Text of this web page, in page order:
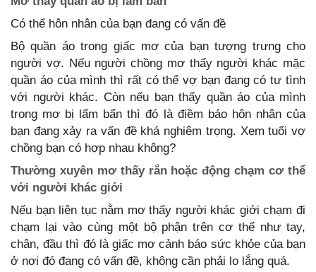
Có thể hôn nhân của bạn đang có vấn đề
Bộ quần áo trong giấc mơ của bạn tượng trưng cho
người vợ. Nếu người chồng mơ thấy người khác mặc
quần áo của mình thì rất có thể vợ bạn đang có tư tình
với người khác. Còn nếu bạn thấy quần áo của mình
trong mơ bị lấm bẩn thì đó là điềm báo hôn nhân của
bạn đang xảy ra vấn đề khá nghiêm trọng. Xem tuổi vợ
chồng bạn có hợp nhau không?
Thường xuyên mơ thấy rắn hoặc động chạm cơ thể
với người khác giới
Nếu bạn liên tục nằm mơ thấy người khác giới chạm đi
chạm lại vào cùng một bộ phận trên cơ thể như tay,
chân, đầu thì đó là giấc mơ cảnh báo sức khỏe của bạn
ở nơi đó đang có vấn đề, không cần phải lo lắng quá.